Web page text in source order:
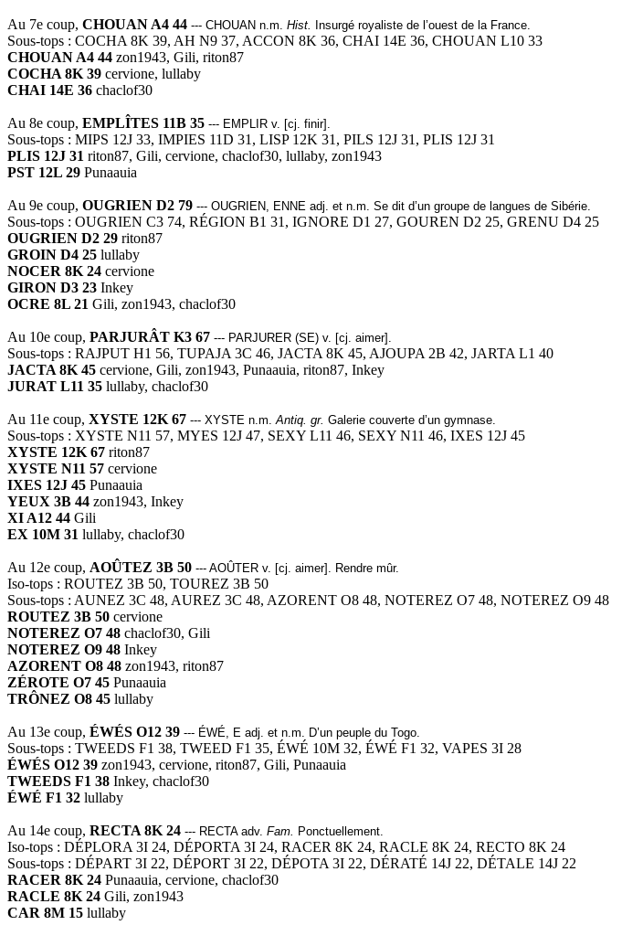
Au 7e coup, CHOUAN A4 44 --- CHOUAN n.m. Hist. Insurgé royaliste de l’ouest de la France.
Sous-tops : COCHA 8K 39, AH N9 37, ACCON 8K 36, CHAI 14E 36, CHOUAN L10 33
CHOUAN A4 44 zon1943, Gili, riton87
COCHA 8K 39 cervione, lullaby
CHAI 14E 36 chaclof30
Au 8e coup, EMPLÎTES 11B 35 --- EMPLIR v. [cj. finir].
Sous-tops : MIPS 12J 33, IMPIES 11D 31, LISP 12K 31, PILS 12J 31, PLIS 12J 31
PLIS 12J 31 riton87, Gili, cervione, chaclof30, lullaby, zon1943
PST 12L 29 Punaauia
Au 9e coup, OUGRIEN D2 79 --- OUGRIEN, ENNE adj. et n.m. Se dit d’un groupe de langues de Sibérie.
Sous-tops : OUGRIEN C3 74, RÉGION B1 31, IGNORE D1 27, GOUREN D2 25, GRENU D4 25
OUGRIEN D2 29 riton87
GROIN D4 25 lullaby
NOCER 8K 24 cervione
GIRON D3 23 Inkey
OCRE 8L 21 Gili, zon1943, chaclof30
Au 10e coup, PARJURÂT K3 67 --- PARJURER (SE) v. [cj. aimer].
Sous-tops : RAJPUT H1 56, TUPAJA 3C 46, JACTA 8K 45, AJOUPA 2B 42, JARTA L1 40
JACTA 8K 45 cervione, Gili, zon1943, Punaauia, riton87, Inkey
JURAT L11 35 lullaby, chaclof30
Au 11e coup, XYSTE 12K 67 --- XYSTE n.m.Antiq. gr. Galerie couverte d’un gymnase.
Sous-tops : XYSTE N11 57, MYES 12J 47, SEXY L11 46, SEXY N11 46, IXES 12J 45
XYSTE 12K 67 riton87
XYSTE N11 57 cervione
IXES 12J 45 Punaauia
YEUX 3B 44 zon1943, Inkey
XI A12 44 Gili
EX 10M 31 lullaby, chaclof30
Au 12e coup, AOÛTEZ 3B 50 --- AOÛTER v. [cj. aimer]. Rendre mûr.
Iso-tops : ROUTEZ 3B 50, TOUREZ 3B 50
Sous-tops : AUNEZ 3C 48, AUREZ 3C 48, AZORENT O8 48, NOTEREZ O7 48, NOTEREZ O9 48
ROUTEZ 3B 50 cervione
NOTEREZ O7 48 chaclof30, Gili
NOTEREZ O9 48 Inkey
AZORENT O8 48 zon1943, riton87
ZÉROTE O7 45 Punaauia
TRÔNEZ O8 45 lullaby
Au 13e coup, ÉWÉS O12 39 --- ÉWÉ, E adj. et n.m. D’un peuple du Togo.
Sous-tops : TWEEDS F1 38, TWEED F1 35, ÉWÉ 10M 32, ÉWÉ F1 32, VAPES 3I 28
ÉWÉS O12 39 zon1943, cervione, riton87, Gili, Punaauia
TWEEDS F1 38 Inkey, chaclof30
ÉWÉ F1 32 lullaby
Au 14e coup, RECTA 8K 24 --- RECTA adv. Fam. Ponctuellement.
Iso-tops : DÉPLORA 3I 24, DÉPORTA 3I 24, RACER 8K 24, RACLE 8K 24, RECTO 8K 24
Sous-tops : DÉPART 3I 22, DÉPORT 3I 22, DÉPOTA 3I 22, DÉRATÉ 14J 22, DÉTALE 14J 22
RACER 8K 24 Punaauia, cervione, chaclof30
RACLE 8K 24 Gili, zon1943
CAR 8M 15 lullaby